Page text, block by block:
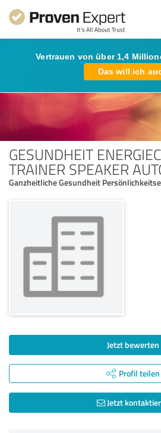
Vertrauen von über 1,4
Das will ich
GESUNDHEIT
TRAINER SPEAKER
Ganzheitliche Gesundheit
Jetzt bewerten
Profil teilen
Jetzt